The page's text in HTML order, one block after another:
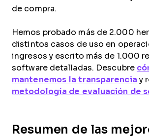
de compra.
Hemos probado más de 2.000
distintos casos de uso en
ingresos y escrito más de 1.000
software detalladas. Descubre
mantenemos la transparencia y
metodología de evaluación de
Resumen de las